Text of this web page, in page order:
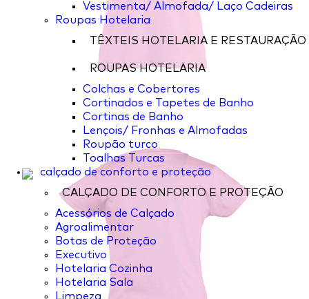
Vestimenta/ Almofada/ Laço Cadeiras
Roupas Hotelaria
TÊXTEIS HOTELARIA E RESTAURAÇÃO
ROUPAS HOTELARIA
Colchas e Cobertores
Cortinados e Tapetes de Banho
Cortinas de Banho
Lençois/ Fronhas e Almofadas
Roupão turco
Toalhas Turcas
calçado de conforto e proteção
CALÇADO DE CONFORTO E PROTEÇÃO
Acessórios de Calçado
Agroalimentar
Botas de Proteção
Executivo
Hotelaria Cozinha
Hotelaria Sala
Limpeza